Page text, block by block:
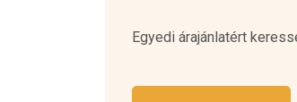
Egyedi árajánlatért